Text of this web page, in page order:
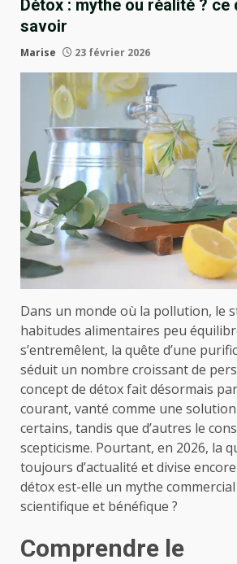
Détox : mythe ou réalité ? ce
savoir
Marise 23 février 2026
Dans un monde où la pollution, le
habitudes alimentaires peu
s’entremêlent, la quête d’une
séduit un nombre croissant de
concept de détox fait désormais
courant, vanté comme une
certains, tandis que d’autres le
scepticisme. Pourtant, en 2026, la
toujours d’actualité et divise
détox est-elle un mythe
scientifique et bénéfique ?
Comprendre le